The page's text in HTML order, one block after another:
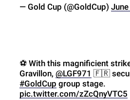
— Gold Cup (@GoldCup)
⚽️ With this magnificient
Gravillon, @LGF971 🇫🇷
#GoldCup group stage.
pic.twitter.com/zZcQnyVTC5